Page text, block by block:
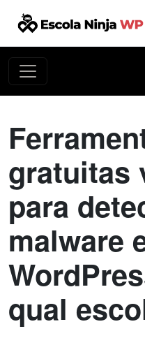
gratuitas
para
malware
qual